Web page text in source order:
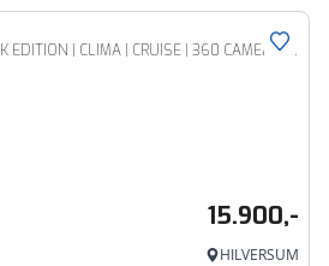
1.3 DIG-T N-MOTION | BLACK EDITION | CLIMA | CRUISE | 360 CAMERA | NAVI | PANORAMADAK | 19'' ZWART GELAKTE LM VELGEN | PRIVACY GLASS |
15.900,-
HILVERSUM